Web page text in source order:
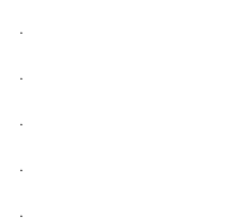
.
.
.
.
.